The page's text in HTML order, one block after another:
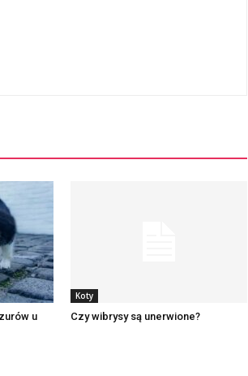
u
Koty
Czy wibrysy są unerwione?